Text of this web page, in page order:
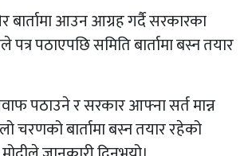
बार्तामा आउन आग्रह गर्दै सरकारका
पत्र पठाएपछि समिति बार्तामा बस्न तयार
पठाउने र सरकार आफ्ना सर्त मान्न
चरणको बार्तामा बस्न तयार रहेको